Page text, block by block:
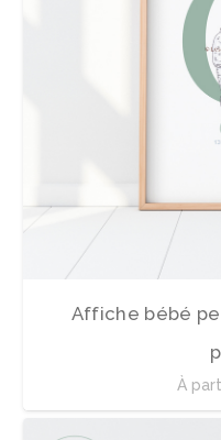
Affiche bébé
À